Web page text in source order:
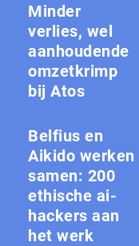
Minder
verlies, wel
aanhoudende
omzetkrimp
bij Atos
Belfius en
Aikido werken
samen: 200
ethische ai-
hackers aan
het werk